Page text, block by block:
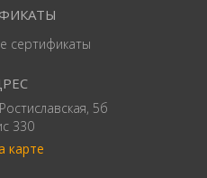
сертификаты
5б
330
карте